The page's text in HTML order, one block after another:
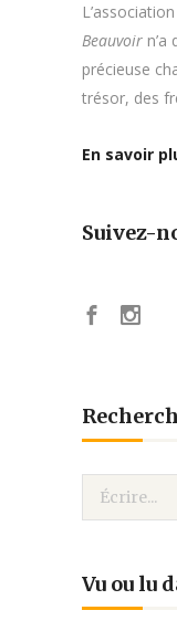
L’association
Beauvoir
précieuse
trésor, des
En savoir
Suivez-
Vu ou lu